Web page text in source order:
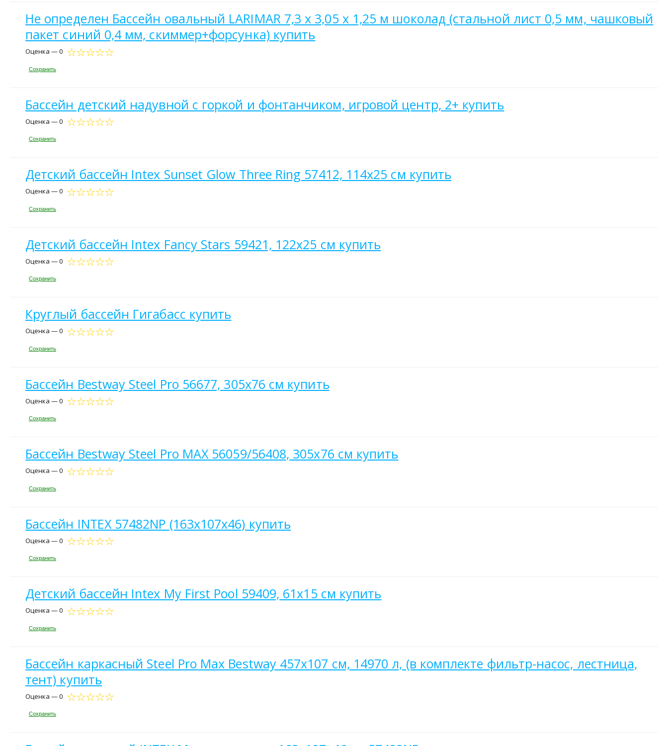
Не определен Бассейн овальный LARIMAR 7,3 х 3,05 х 1,25 м шоколад (стальной лист 0,5 мм, чашковый
пакет синий 0,4 мм, скиммер+форсунка) купить
Оценка — 0
Сохранить
Бассейн детский надувной с горкой и фонтанчиком, игровой центр, 2+ купить
Оценка — 0
Сохранить
Детский бассейн Intex Sunset Glow Three Ring 57412, 114х25 см купить
Оценка — 0
Сохранить
Детский бассейн Intex Fancy Stars 59421, 122х25 см купить
Оценка — 0
Сохранить
Круглый бассейн Гигабасс купить
Оценка — 0
Сохранить
Бассейн Bestway Steel Pro 56677, 305х76 см купить
Оценка — 0
Сохранить
Бассейн Bestway Steel Pro MAX 56059/56408, 305х76 см купить
Оценка — 0
Сохранить
Бассейн INTEX 57482NP (163x107x46) купить
Оценка — 0
Сохранить
Детский бассейн Intex My First Pool 59409, 61х15 см купить
Оценка — 0
Сохранить
Бассейн каркасный Steel Pro Max Bestway 457х107 см, 14970 л, (в комплекте фильтр-насос, лестница,
тент) купить
Оценка — 0
Сохранить